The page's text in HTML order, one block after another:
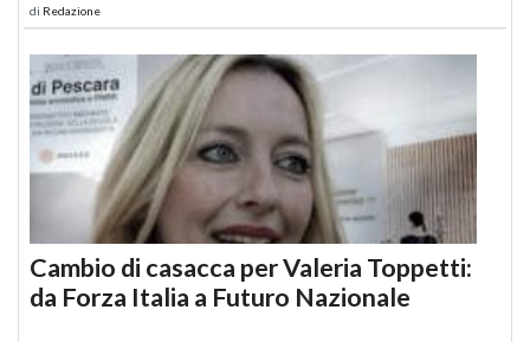
di Redazione
Cambio di casacca per Valeria Toppetti:
da Forza Italia a Futuro Nazionale